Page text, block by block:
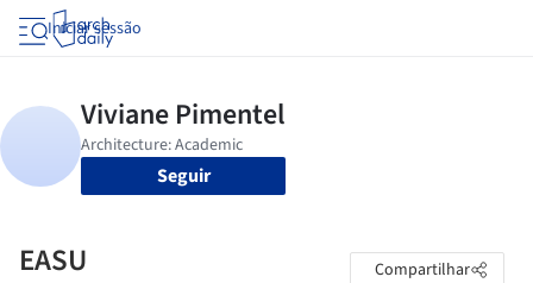
Iniciar sessão
Seguir
EASU Compartilhar